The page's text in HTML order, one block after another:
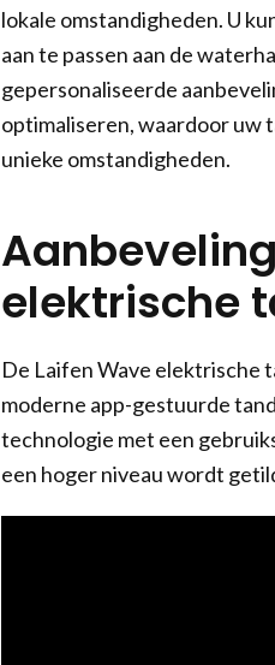
lokale omstandigheden. U
aan te passen aan de
gepersonaliseerde
optimaliseren, waardoor uw
unieke omstandigheden.
elektrische
De Laifen Wave elektrische
moderne app-gestuurde
technologie met een
een hoger niveau wordt